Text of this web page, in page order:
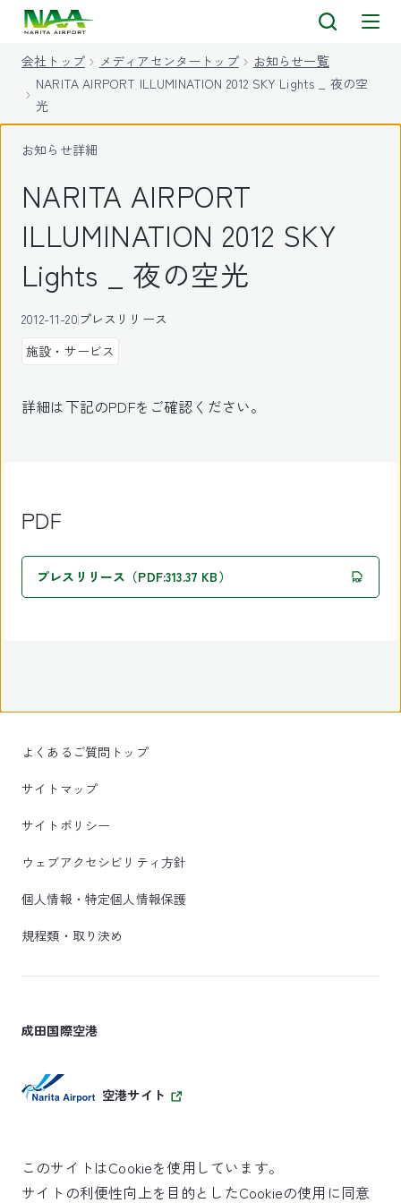
会社トップ メディアセンタートップ
お知らせ一覧
NARITA AIRPORT ILLUMINATION 2012 SKY Lights _ 夜の空
光
お知らせ詳細
NARITA AIRPORT
ILLUMINATION 2012 SKY
Lights _ 夜の空光
2012-11-20プレスリリース
施設・サービス
詳細は下記のPDFをご確認ください。
PDF
プレスリリース（PDF:313.37 KB）
よくあるご質問トップ
サイトマップ
サイトポリシー
ウェブアクセシビリティ方針
個人情報・特定個人情報保護
規程類・取り決め
成田国際空港
空港サイト
このサイトはCookieを使用しています。
サイトの利便性向上を目的としたCookieの使用に同意